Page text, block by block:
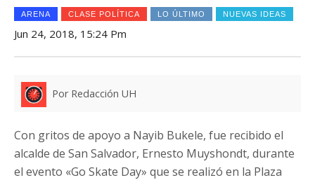
ARENA CLASE POLÍTICA LO ÚLTIMO NUEVAS IDEAS
Jun 24, 2018, 15:24 Pm
Por Redacción UH
Con gritos de apoyo a Nayib Bukele, fue recibido el
alcalde de San Salvador, Ernesto Muyshondt, durante
el evento «Go Skate Day» que se realizó en la Plaza